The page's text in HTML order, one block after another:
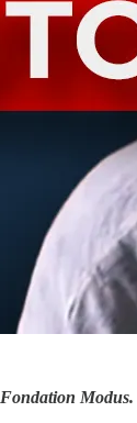
Modus.